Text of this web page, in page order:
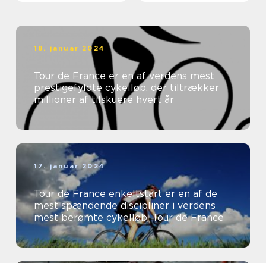
18. januar 2024
Tour de France er en af verdens mest
prestigefyldte cykelløb, der tiltrækker
millioner af tilskuere hvert år
17. januar 2024
Tour de France enkeltstart er en af de
mest spændende discipliner i verdens
mest berømte cykelløb, Tour de France